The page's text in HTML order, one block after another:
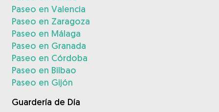
Paseo en Valencia
Paseo en Zaragoza
Paseo en Málaga
Paseo en Granada
Paseo en Córdoba
Paseo en Bilbao
Paseo en Gijón
Guardería de Día